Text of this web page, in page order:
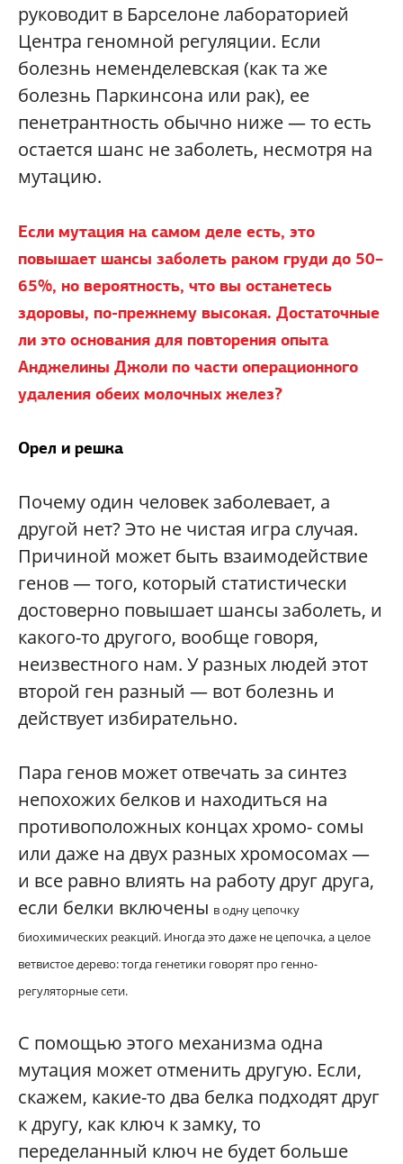
руководит в Барселоне лабораторией
Центра геномной регуляции. Если
болезнь неменделевская (как та же
болезнь Паркинсона или рак), ее
пенетрантность обычно ниже — то есть
остается шанс не заболеть, несмотря на
мутацию.
Если мутация на самом деле есть, это
повышает шансы заболеть раком груди до 50–
65%, но вероятность, что вы останетесь
здоровы, по-прежнему высокая. Достаточные
ли это основания для повторения опыта
Анджелины Джоли по части операционного
удаления обеих молочных желез?
Орел и решка
Почему один человек заболевает, а
другой нет? Это не чистая игра случая.
Причиной может быть взаимодействие
генов — того, который статистически
достоверно повышает шансы заболеть, и
какого-то другого, вообще говоря,
неизвестного нам. У разных людей этот
второй ген разный — вот болезнь и
действует избирательно.
Пара генов может отвечать за синтез
непохожих белков и находиться на
противоположных концах хромо- сомы
или даже на двух разных хромосомах —
и все равно влиять на работу друг друга,
если белки включены в одну цепочку
биохимических реакций. Иногда это даже не цепочка, а целое
ветвистое дерево: тогда генетики говорят про генно-
регуляторные сети.
С помощью этого механизма одна
мутация может отменить другую. Если,
скажем, какие-то два белка подходят друг
к другу, как ключ к замку, то
переделанный ключ не будет больше